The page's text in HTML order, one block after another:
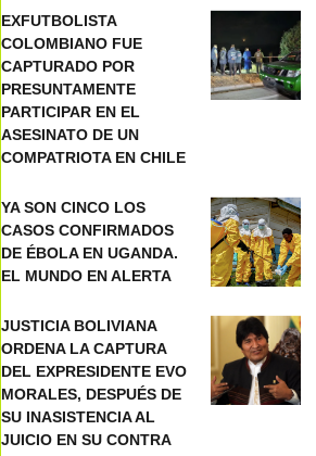
EXFUTBOLISTA
COLOMBIANO FUE
CAPTURADO POR
PRESUNTAMENTE
PARTICIPAR EN EL
ASESINATO DE UN
COMPATRIOTA EN CHILE
YA SON CINCO LOS
CASOS CONFIRMADOS
DE ÉBOLA EN UGANDA.
EL MUNDO EN ALERTA
JUSTICIA BOLIVIANA
ORDENA LA CAPTURA
DEL EXPRESIDENTE EVO
MORALES, DESPUÉS DE
SU INASISTENCIA AL
JUICIO EN SU CONTRA